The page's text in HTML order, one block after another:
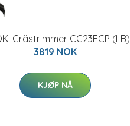
Grästrimmer CG23ECP (LB)
3819 NOK
KJØP NÅ